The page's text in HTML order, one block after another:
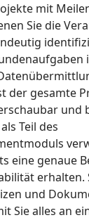
mit
Sie die
der gesamte
und
Teil des
eine genaue
erhalten.
und
Sie alles an